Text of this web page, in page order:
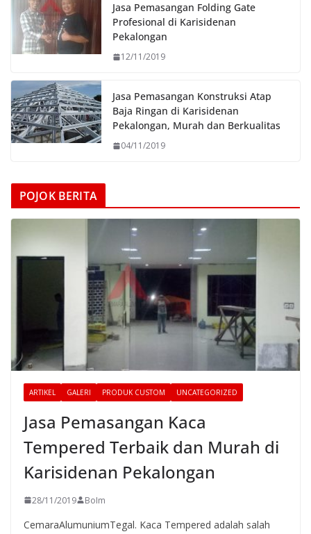
Jasa Pemasangan Folding Gate
Profesional di Karisidenan
Pekalongan
12/11/2019
Jasa Pemasangan Konstruksi Atap
Baja Ringan di Karisidenan
Pekalongan, Murah dan Berkualitas
04/11/2019
POJOK BERITA
ARTIKEL GALERI PRODUK CUSTOM UNCATEGORIZED
Jasa Pemasangan Kaca
Tempered Terbaik dan Murah di
Karisidenan Pekalongan
28/11/2019 BoIm
CemaraAlumuniumTegal. Kaca Tempered adalah salah